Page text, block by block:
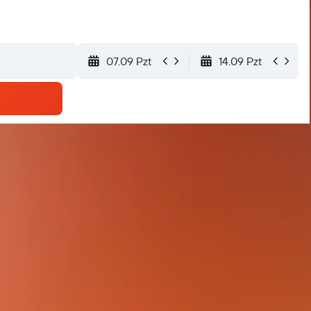
07.09 Pzt 14.09 Pzt